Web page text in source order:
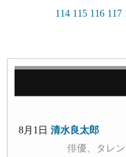
114 115 116 117
8月1日 清水良太郎
俳優、タレン